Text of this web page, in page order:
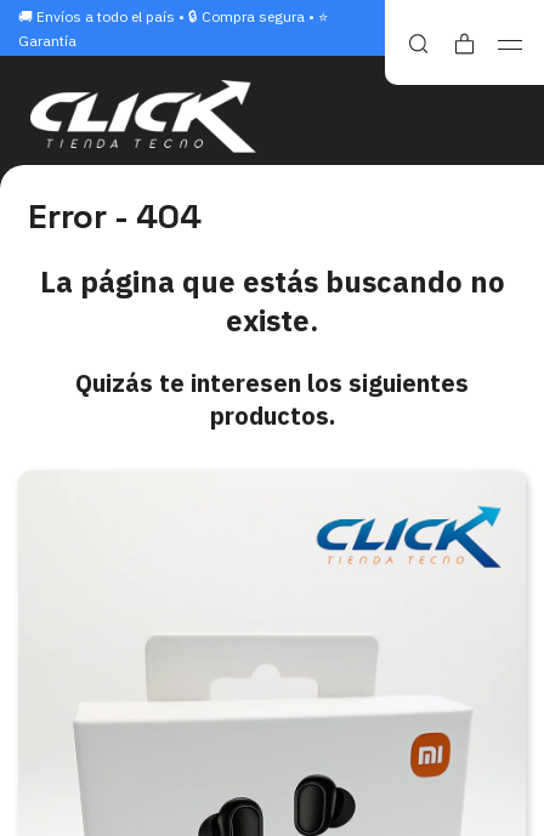
🚚 Envíos a todo el país • 🔒 Compra segura • ⭐
Garantía
Error - 404
La página que estás buscando no
existe.
Quizás te interesen los siguientes
productos.